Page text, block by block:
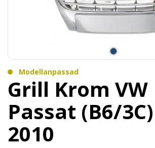
Modellanpassad
Grill Krom VW
Passat (B6/
2010